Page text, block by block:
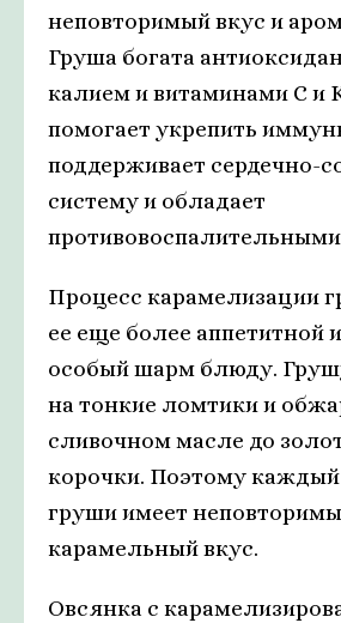
неповторимый вкус и
Груша богата
калием и витаминами C и
помогает укрепить
поддерживает сердечно-
систему и обладает
Процесс карамелизации
ее еще более аппетитной
особый шарм блюду.
на тонкие ломтики и
сливочном масле до
корочки. Поэтому каждый
груши имеет
карамельный вкус.
Овсянка с